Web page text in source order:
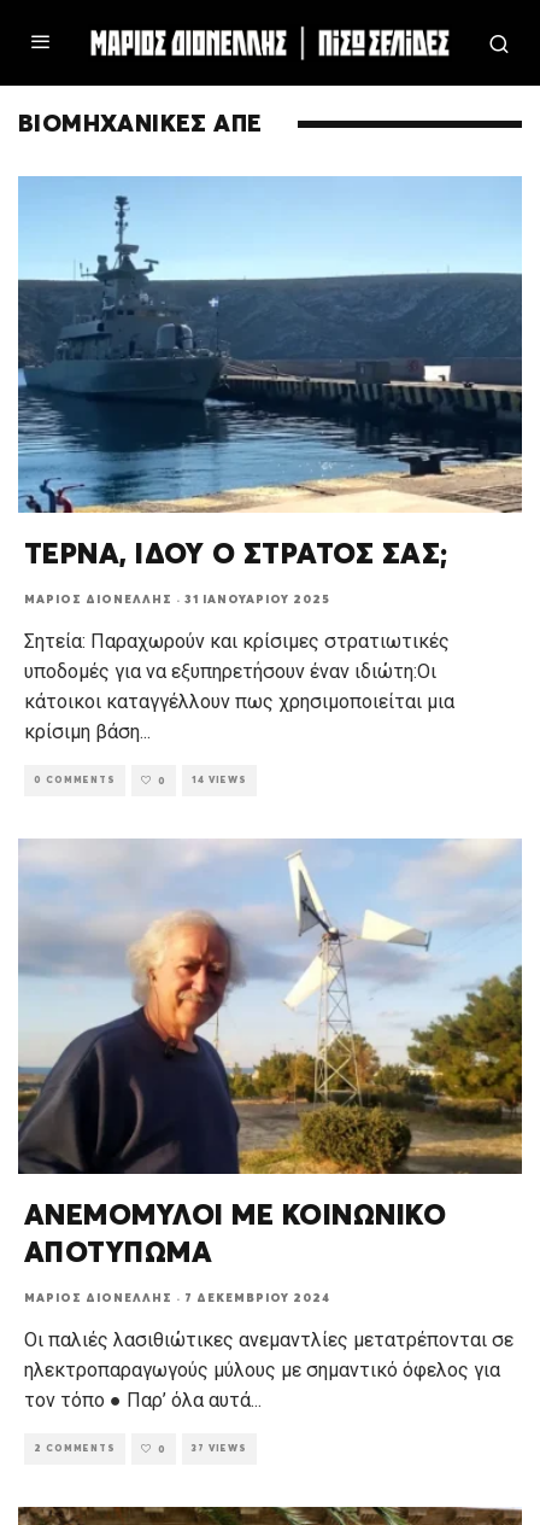
ΒΙΟΜΗΧΑΝΙΚΕΣ ΑΠΕ
ΤΕΡΝΑ, ΙΔΟΥ Ο ΣΤΡΑΤΟΣ ΣΑΣ;
ΜΆΡΙΟΣ ΔΙΟΝΈΛΛΗΣ · 31 ΙΑΝΟΥΑΡΊΟΥ 2025
Σητεία: Παραχωρούν και κρίσιμες στρατιωτικές
υποδομές για να εξυπηρετήσουν έναν ιδιώτη:Οι
κάτοικοι καταγγέλλουν πως χρησιμοποιείται μια
κρίσιμη βάση...
0 COMMENTS 0 14 VIEWS
ΑΝΕΜΟΜΥΛΟΙ ΜΕ ΚΟΙΝΩΝΙΚΟ
ΑΠΟΤΥΠΩΜΑ
ΜΆΡΙΟΣ ΔΙΟΝΈΛΛΗΣ · 7 ΔΕΚΕΜΒΡΊΟΥ 2024
Οι παλιές λασιθιώτικες ανεμαντλίες μετατρέπονται σε
ηλεκτροπαραγωγούς μύλους με σημαντικό όφελος για
τον τόπο ● Παρ’ όλα αυτά...
2 COMMENTS 0 37 VIEWS